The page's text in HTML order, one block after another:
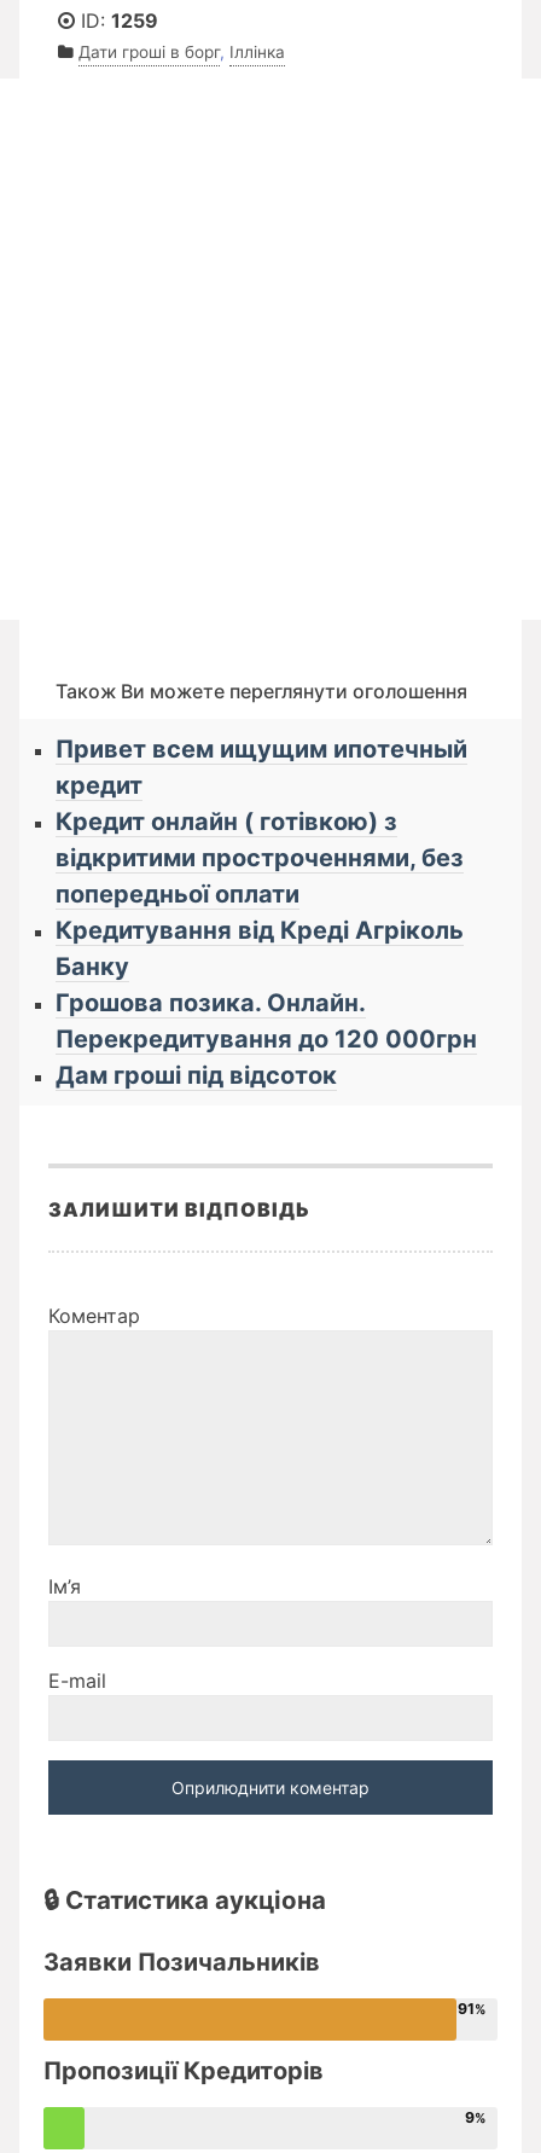
ID: 1259
Дати гроші в борг, Іллінка
Також Ви можете переглянути оголошення
Привет всем ищущим ипотечный
кредит
Кредит онлайн ( готівкою) з
відкритими простроченнями, без
попередньої оплати
Кредитування від Креді Агріколь
Банку
Грошова позика. Онлайн.
Перекредитування до 120 000грн
Дам гроші під відсоток
ЗАЛИШИТИ ВІДПОВІДЬ
Коментар
Ім’я
E-mail
🔒 Статистика аукціона
Заявки Позичальників
91
Пропозиції Кредиторів
9